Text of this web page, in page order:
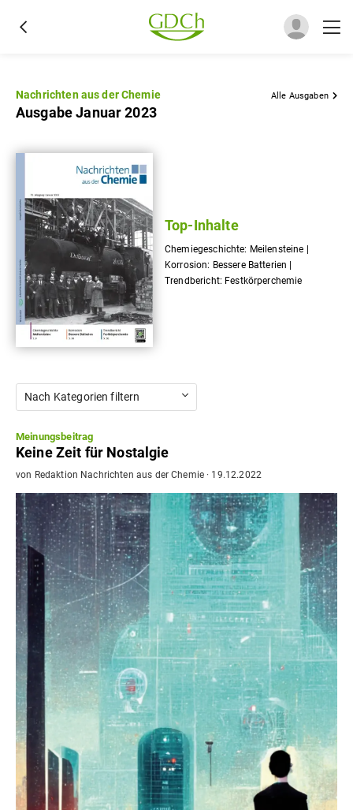
Nachrichten aus der Chemie Alle Ausgaben
Ausgabe Januar 2023
Top-Inhalte
Chemiegeschichte: Meilensteine |
Korrosion: Bessere Batterien |
Trendbericht: Festkörperchemie
Nach Kategorien filtern
Meinungsbeitrag
Keine Zeit für Nostalgie
von Redaktion Nachrichten aus der Chemie · 19.12.2022